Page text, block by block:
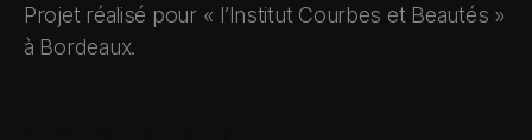
Projet réalisé pour « l’Institut Courbes et Beautés »
à Bordeaux.